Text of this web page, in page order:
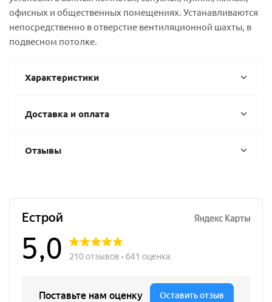
офисных и общественных помещениях. Устанавливаются
непосредственно в отверстие вентиляционной шахты, в
подвесном потолке.
Характеристики
Доставка и оплата
Отзывы